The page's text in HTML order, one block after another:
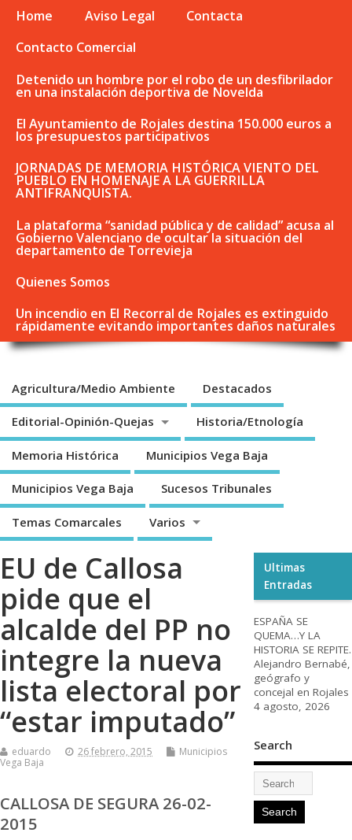
Home Aviso Legal
Contacta
Contacto Comercial
Detenido un hombre por el robo de un desfibrilador
en una instalación deportiva de Novelda
El Ayuntamiento de Rojales destina 150.000 euros a
los presupuestos participativos
JORNADAS DE MEMORIA HISTÓRICA VIENTO DEL
PUEBLO EN HOMENAJE A LA GUERRILLA
ANTIFRANQUISTA.
La plataforma “sanidad pública y de calidad” acusa al
Gobierno Valenciano de ocultar la situación del
departamento de Torrevieja
Quienes Somos
Un incendio en El Recorral de Rojales es extinguido
rápidamente evitando importantes daños naturales
Agricultura/Medio Ambiente Destacados
Editorial-Opinión-Quejas Historia/Etnología
Memoria Histórica Municipios Vega Baja
Municipios Vega Baja Sucesos Tribunales
Temas Comarcales Varios
EU de Callosa
pide que el
alcalde del PP no
integre la nueva
lista electoral por
“estar imputado”
eduardo 26 febrero, 2015
Municipios
Vega Baja
CALLOSA DE SEGURA 26-02-
2015
Ultimas
Entradas
ESPAÑA SE
QUEMA…Y LA
HISTORIA SE REPITE.
Alejandro Bernabé,
geógrafo y
concejal en Rojales
4 agosto, 2026
Search